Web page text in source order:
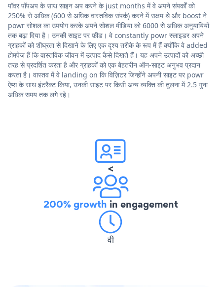
पॉवर पॉपअप के साथ साइन अप करने के just months में वे अपने संपर्कों को
250% से अधिक (600 से अधिक वास्तविक संपर्क) करने में सक्षम थे और boost ने
powr सोशल का उपयोग करके अपने सोशल मीडिया को 6000 से अधिक अनुयायियों
तक बढ़ा दिया है। उनकी साइट पर फ़ीड। वे constantly powr स्लाइडर अपने
ग्राहकों को शीघ्रता से दिखाने के लिए एक दृश्य तरीके के रूप में हैं क्योंकि वे added
होमपेज हैं कि वास्तविक जीवन में उत्पाद कैसे दिखते हैं। यह अपने उत्पादों को अच्छी
तरह से प्रदर्शित करता है और ग्राहकों को एक बेहतरीन ऑन-साइट अनुभव प्रदान
करता है। वास्तव में वे landing on कि विज़िटर जिन्होंने अपनी साइट पर powr
ऐप्स के साथ इंटरैक्ट किया, उनकी साइट पर किसी अन्य व्यक्ति की तुलना में 2.5 गुना
अधिक समय तक लगे रहे।
<
200% growth in engagement
वी